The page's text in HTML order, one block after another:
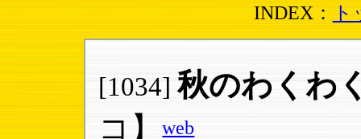
INDEX：
[1034] 秋のわくわ
コ】web